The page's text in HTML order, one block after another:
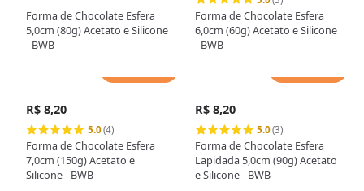
Forma de Chocolate Esfera
5,0cm (80g) Acetato e Silicone
- BWB
Forma de Chocolate Esfera
6,0cm (60g) Acetato e Silicone
- BWB
R$ 8,20
5.0(4)
Forma de Chocolate Esfera
7,0cm (150g) Acetato e
Silicone - BWB
R$ 8,20
5.0(3)
Forma de Chocolate Esfera
Lapidada 5,0cm (90g) Acetato
e Silicone - BWB